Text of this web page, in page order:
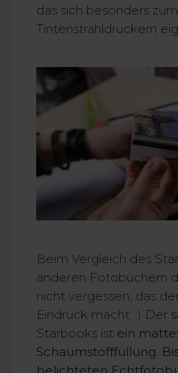
das sich besonders
Tintenstrahldruckern
Beim Vergleich des
anderen Fotobüchern
nicht vergessen, das
Eindruck macht. :) Der
Starbooks ist ein
Schaumstofffüllung.